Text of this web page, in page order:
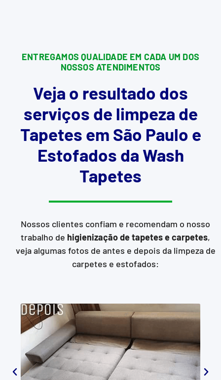
ENTREGAMOS QUALIDADE EM CADA UM DOS
NOSSOS ATENDIMENTOS
Veja o resultado dos
serviços de limpeza de
Tapetes em São Paulo e
Estofados da Wash
Tapetes
Nossos clientes confiam e recomendam o nosso
trabalho de higienização de tapetes e carpetes,
veja algumas fotos de antes e depois da limpeza de
carpetes e estofados: